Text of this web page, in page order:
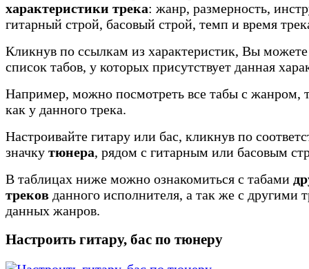
характеристики трека: жанр, размерность,
гитарный строй, басовый строй, темп и время
Кликнув по ссылкам из характеристик, Вы
список табов, у которых присутствует данная
Например, можно посмотреть все табы с жанром,
как у данного трека.
Настроивайте гитару или бас, кликнув по
значку тюнера, рядом с гитарным или басовым
В таблицах ниже можно ознакомиться с табами
треков данного исполнителя, а так же с другими
данных жанров.
Настроить гитару, бас по тюнеру